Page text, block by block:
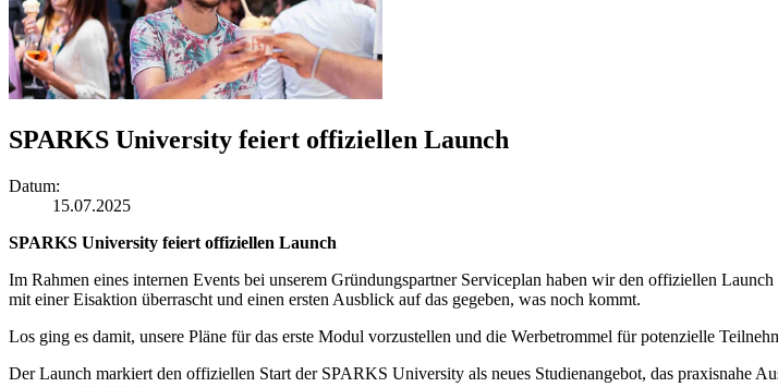
SPARKS University feiert offiziellen Launch
Datum:
15.07.2025
SPARKS University feiert offiziellen Launch
Im Rahmen eines internen Events bei unserem Gründungspartner Serviceplan haben wir den offiziellen
mit einer Eisaktion überrascht und einen ersten Ausblick auf das gegeben, was noch kommt.
Los ging es damit, unsere Pläne für das erste Modul vorzustellen und die Werbetrommel für potenzielle
Der Launch markiert den offiziellen Start der SPARKS University als neues Studienangebot, das praxisnahe